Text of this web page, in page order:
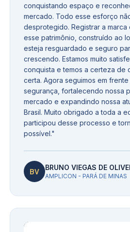
conquistando espaço e
mercado. Todo esse esforço
desprotegido. Registrar a
esse patrimônio, construído ao
esteja resguardado e seguro
crescendo. Estamos muito
conquista e temos a certeza de
certa. Agora seguimos em frente
segurança, fortalecendo nossa
mercado e expandindo nossa
Brasil. Muito obrigado a toda a
participou desse processo e
possível."
BV BRUNO VIEGAS DE
AMPLICON - PARÁ DE MINAS